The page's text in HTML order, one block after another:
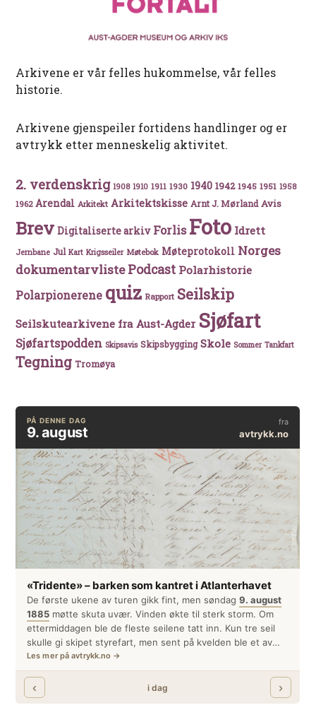
Arkivene er vår felles hukommelse, vår felles
historie.
Arkivene gjenspeiler fortidens handlinger og er
avtrykk etter menneskelig aktivitet.
2. verdenskrig 1908 1910 1911 1930 1940 1942 1945 1951 1958
1962 Arendal Arkitekt Arkitektskisse Arnt J. Mørland Avis
Brev Digitaliserte arkiv Forlis Foto Idrett
Jernbane Jul Kart Krigsseiler Møtebok Møteprotokoll Norges
dokumentarvlistePodcast Polarhistorie
Polarpionerene quiz Rapport Seilskip
Seilskutearkivene fra Aust-Agder Sjøfart
Sjøfartspodden Skipsavis Skipsbygging Skole Sommer Tankfart
Tegning Tromøya